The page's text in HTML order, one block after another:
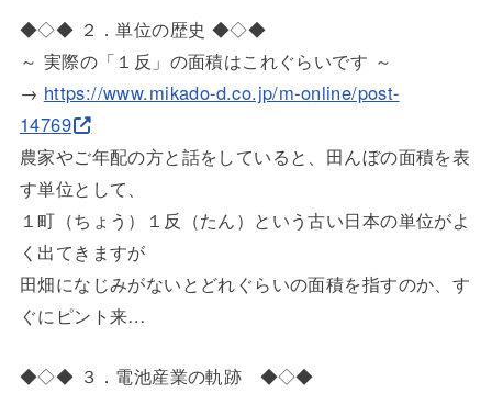
◆◇◆ ２．単位の歴史 ◆◇◆
～ 実際の「１反」の面積はこれぐらいです ～
→ https://www.mikado-d.co.jp/m-online/post-
14769
農家やご年配の方と話をしていると、田んぼの面積を表
す単位として、
１町（ちょう）１反（たん）という古い日本の単位がよ
く出てきますが
田畑になじみがないとどれぐらいの面積を指すのか、す
ぐにピント来…
◆◇◆ ３．電池産業の軌跡 ◆◇◆